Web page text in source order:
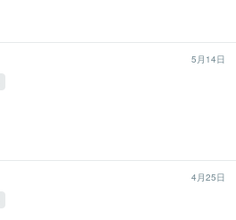
5月14日
4月25日